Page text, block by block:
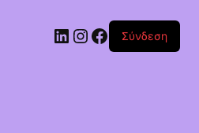
Linkedin
Instagram
Facebook
Σύνδεση